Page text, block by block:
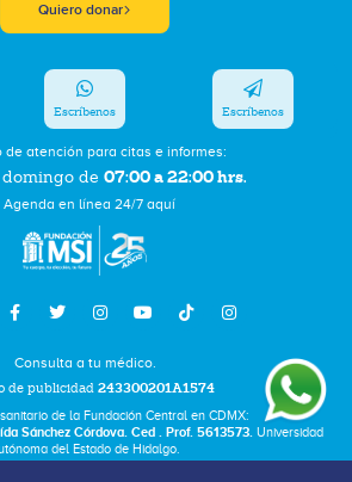
Quiero donar
de atención para citas e informes:
de 07:00 a 22:00 hrs.
Agenda en línea 24/7 aquí
Escríbenos Escríbenos
Consulta a tu médico.
de publicidad 243300201A1574
de la Fundación Central en CDMX:
Sánchez Córdova. Ced . Prof. 5613573. Universidad
del Estado de Hidalgo.